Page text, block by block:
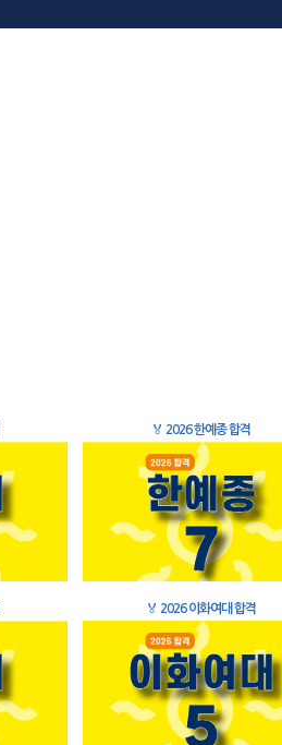
🏅 2026 한예종 합격
🏅 2026 이화여대 합격